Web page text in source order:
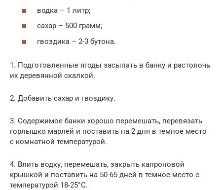
водка – 1 литр;
сахар – 500 грамм;
гвоздика – 2-3 бутона.
1. Подготовленные ягоды засыпать в банку и растолочь
их деревянной скалкой.
2. Добавить сахар и гвоздику.
3. Содержимое банки хорошо перемешать, перевязать
горлышко марлей и поставить на 2 дня в темное место
с комнатной температурой.
4. Влить водку, перемешать, закрыть капроновой
крышкой и поставить на 50-65 дней в темное место с
температурой 18-25°C.